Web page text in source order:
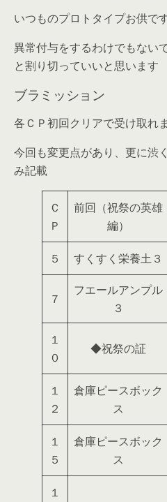
いつものプロトタイプお供で
異常付与をするわけでもない
と割り切っていいと思います
ブラミッション
各ＣＰ初回クリアで受け取れ
今回も変更点があり、更に渋
み記載
Ｃ
Ｐ
前回（祝祭の英雄
編）
５ すくすく栄養土３
７
フエールアンプル
３
１
０
◆祝祭の証
１
２
倉庫ピースボック
ス
１
５
倉庫ピースボック
ス
１